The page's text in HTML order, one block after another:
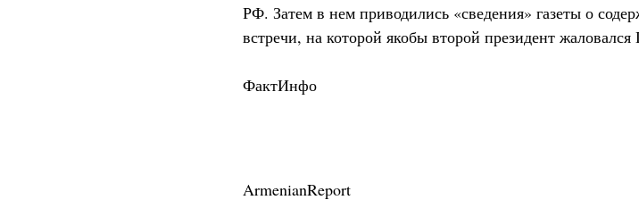
РФ. Затем в нем приводились «сведения» газеты о
встречи, на которой якобы второй президент
ФактИнфо
ArmenianReport